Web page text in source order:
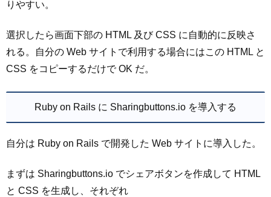
りやすい。
選択したら画面下部の HTML 及び CSS に自動的に反映さ
れる。自分の Web サイトで利用する場合にはこの HTML と
CSS をコピーするだけで OK だ。
Ruby on Rails に Sharingbuttons.io を導入する
自分は Ruby on Rails で開発した Web サイトに導入した。
まずは Sharingbuttons.io でシェアボタンを作成して HTML
と CSS を生成し、それぞれ